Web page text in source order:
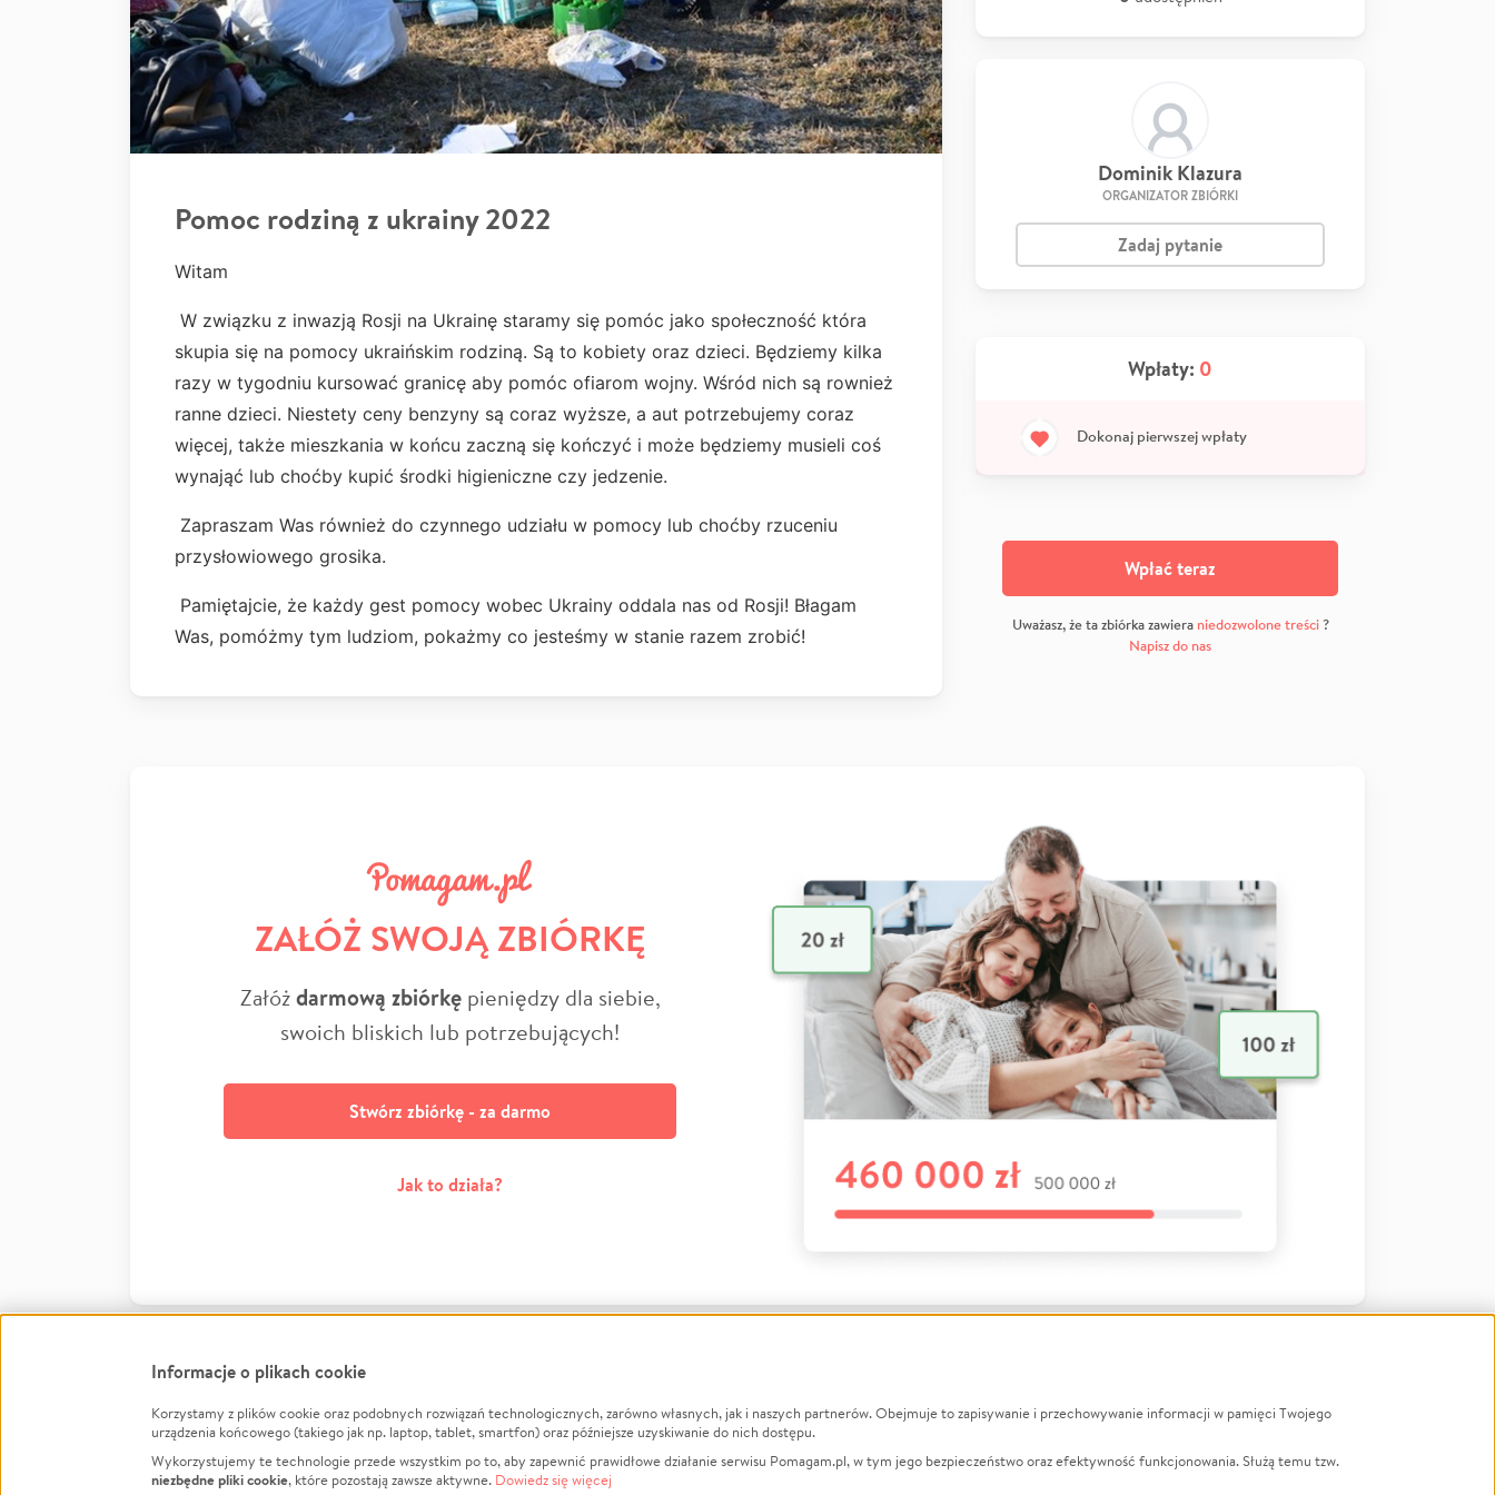
Pomoc rodziną z ukrainy 2022
Witam
W związku z inwazją Rosji na Ukrainę staramy się pomóc jako społeczność która
skupia się na pomocy ukraińskim rodziną. Są to kobiety oraz dzieci. Będziemy kilka
razy w tygodniu kursować granicę aby pomóc ofiarom wojny. Wśród nich są rownież
ranne dzieci. Niestety ceny benzyny są coraz wyższe, a aut potrzebujemy coraz
więcej, także mieszkania w końcu zaczną się kończyć i może będziemy musieli coś
wynająć lub choćby kupić środki higieniczne czy jedzenie.
Zapraszam Was również do czynnego udziału w pomocy lub choćby rzuceniu
przysłowiowego grosika.
Pamiętajcie, że każdy gest pomocy wobec Ukrainy oddala nas od Rosji! Błagam
Was, pomóżmy tym ludziom, pokażmy co jesteśmy w stanie razem zrobić!
Dominik Klazura
ORGANIZATOR ZBIÓRKI
Zadaj pytanie
Wpłaty: 0
Dokonaj pierwszej wpłaty
Wpłać teraz
Uważasz, że ta zbiórka zawiera niedozwolone treści?
Napisz do nas
ZAŁÓŻ SWOJĄ ZBIÓRKĘ
Załóżdarmową zbiórkępieniędzy dla siebie,
swoich bliskich lub potrzebujących!
Stwórz zbiórkę - za darmo
Jak to działa?
FacebookTwitter Instagram
Informacje
Jak to działa?
O nas
Opinie
Zbieraj na
Leczenie
LGBTQ+
Informacje o plikach cookie
Korzystamy z plików cookie oraz podobnych rozwiązań technologicznych, zarówno własnych, jak i naszych partnerów. Obejmuje to zapisywanie i przechowywanie informacji w pamięci Twojego
urządzenia końcowego (takiego jak np. laptop, tablet, smartfon) oraz późniejsze uzyskiwanie do nich dostępu.
Wykorzystujemy te technologie przede wszystkim po to, aby zapewnić prawidłowe działanie serwisu Pomagam.pl, w tym jego bezpieczeństwo oraz efektywność funkcjonowania. Służą temu tzw.
niezbędne pliki cookie, które pozostają zawsze aktywne. Dowiedz się więcej